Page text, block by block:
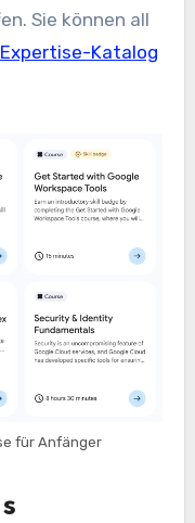
Sie können all
Katalog
für Anfänger